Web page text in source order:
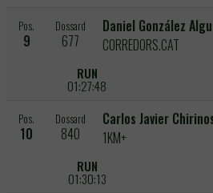
Pos.
9
Dossard
677
Daniel González
CORREDORS.CAT
RUN
01:27:48
Pos.
10
Dossard
840
Carlos Javier
1KM+
RUN
01:30:13